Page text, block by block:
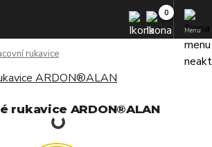
Menu
rukavice
rukavice ARDON®ALAN